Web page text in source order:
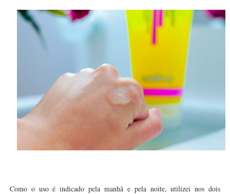
Como o uso é indicado pela manhã e pela noite, utilizei nos dois